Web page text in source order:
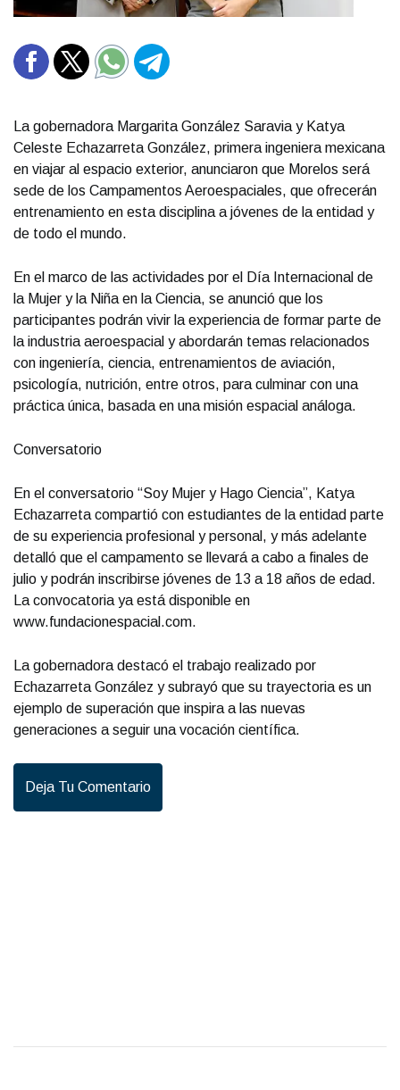
La gobernadora Margarita González Saravia y Katya
Celeste Echazarreta González, primera ingeniera mexicana
en viajar al espacio exterior, anunciaron que Morelos será
sede de los Campamentos Aeroespaciales, que ofrecerán
entrenamiento en esta disciplina a jóvenes de la entidad y
de todo el mundo.
En el marco de las actividades por el Día Internacional de
la Mujer y la Niña en la Ciencia, se anunció que los
participantes podrán vivir la experiencia de formar parte de
la industria aeroespacial y abordarán temas relacionados
con ingeniería, ciencia, entrenamientos de aviación,
psicología, nutrición, entre otros, para culminar con una
práctica única, basada en una misión espacial análoga.
Conversatorio
En el conversatorio “Soy Mujer y Hago Ciencia”, Katya
Echazarreta compartió con estudiantes de la entidad parte
de su experiencia profesional y personal, y más adelante
detalló que el campamento se llevará a cabo a finales de
julio y podrán inscribirse jóvenes de 13 a 18 años de edad.
La convocatoria ya está disponible en
www.fundacionespacial.com.
La gobernadora destacó el trabajo realizado por
Echazarreta González y subrayó que su trayectoria es un
ejemplo de superación que inspira a las nuevas
generaciones a seguir una vocación científica.
Deja Tu Comentario